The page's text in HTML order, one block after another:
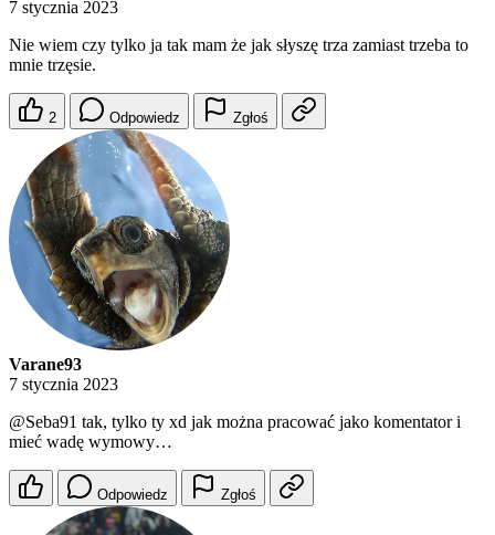
7 stycznia 2023
Nie wiem czy tylko ja tak mam że jak słyszę trza zamiast trzeba to
mnie trzęsie.
2 Odpowiedz Zgłoś
Varane93
7 stycznia 2023
@Seba91 tak, tylko ty xd jak można pracować jako komentator i
mieć wadę wymowy…
Odpowiedz Zgłoś